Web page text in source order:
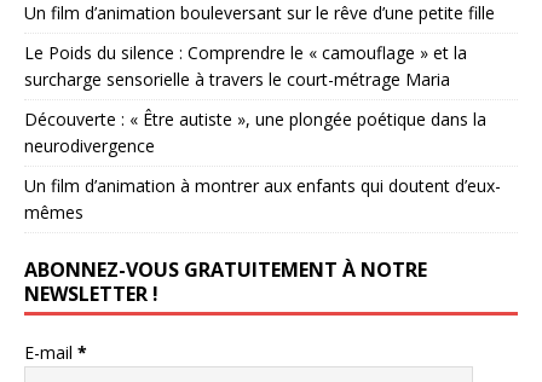
Un film d’animation bouleversant sur le rêve d’une petite fille
Le Poids du silence : Comprendre le « camouflage » et la
surcharge sensorielle à travers le court-métrage Maria
Découverte : « Être autiste », une plongée poétique dans la
neurodivergence
Un film d’animation à montrer aux enfants qui doutent d’eux-
mêmes
ABONNEZ-VOUS GRATUITEMENT À NOTRE
NEWSLETTER !
E-mail *